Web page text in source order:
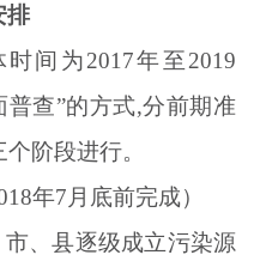
排
时间为2017年至2019
查”的方式,分前期准
阶段进行。
年7月底前完成）
、县逐级成立污染源